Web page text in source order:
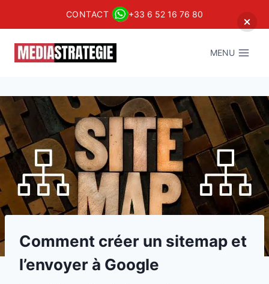
CONTACT +33 6 52 16 76 80
contenu
MENU
Comment créer un sitemap et
l’envoyer à Google